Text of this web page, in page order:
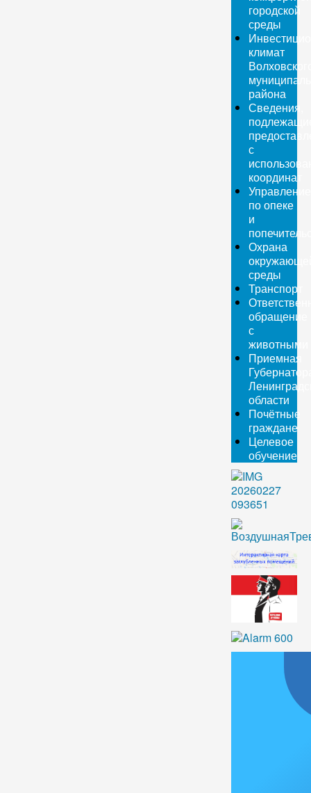
городской
среды
климат
района
Сведения,
с
координат
Управление
по опеке
и
Охрана
среды
Транспорт
обращение
с
животными
Приемная
области
Почётные
граждане
Целевое
обучение